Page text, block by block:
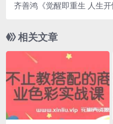
齐善鸿《觉醒即重生 人生
相关文章